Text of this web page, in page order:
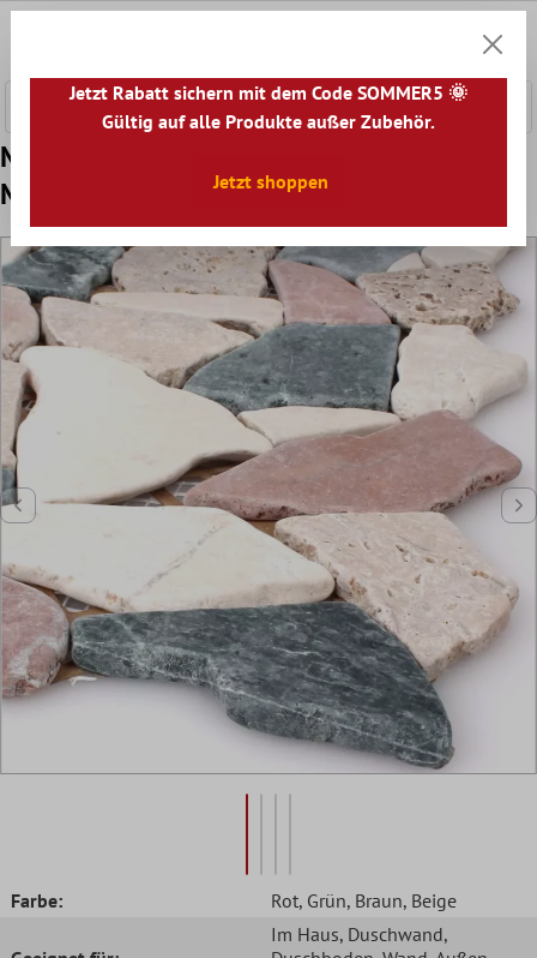
Muster Marmor Bruch Naturstein
Mosaikfliesen Solares Bunt
Farbe: Rot, Grün, Braun, Beige
Im Haus, Duschwand,
Jetzt Rabatt sichern mit dem Code SOMMER5 🌞
Gültig auf alle Produkte außer Zubehör.
Jetzt shoppen